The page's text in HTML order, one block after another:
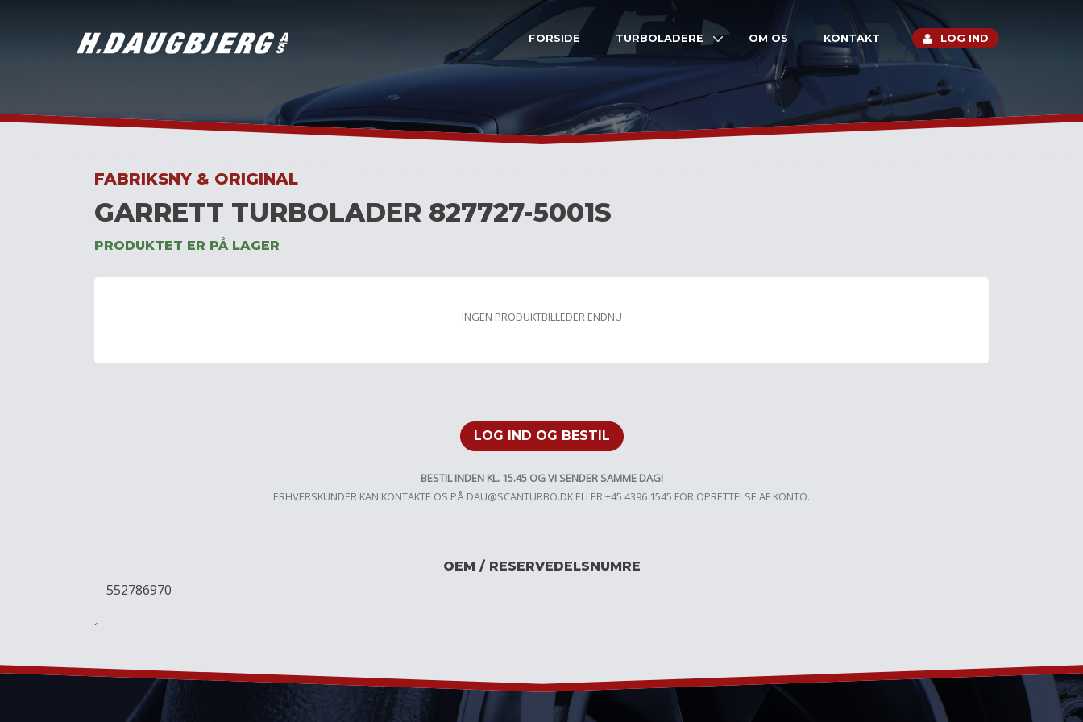
FORSIDE TURBOLADERE OM OS KONTAKT LOG IND
FABRIKSNY & ORIGINAL
GARRETT TURBOLADER 827727-5001S
PRODUKTET ER PÅ LAGER
INGEN PRODUKTBILLEDER ENDNU
LOG IND OG BESTIL
BESTIL INDEN KL. 15.45 OG VI SENDER SAMME DAG!
ERHVERSKUNDER KAN KONTAKTE OS PÅ DAU@SCANTURBO.DK ELLER +45 4396 1545 FOR OPRETTELSE AF KONTO.
OEM / RESERVEDELSNUMRE
552786970
´